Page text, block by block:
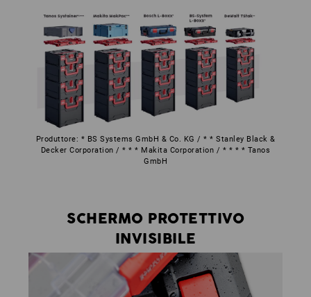
Produttore: * BS Systems GmbH & Co. KG / * * Stanley Black &
Decker Corporation / * * * Makita Corporation / * * * * Tanos
GmbH
SCHERMO PROTETTIVO
INVISIBILE